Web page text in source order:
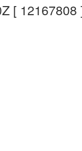
[ 12167808